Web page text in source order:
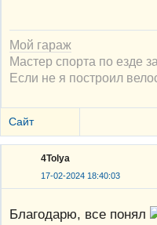
Мой гараж
Мастер спорта по езде
Если не я построил
Сайт
4Tolya
17-02-2024 18:40:03
Благодарю, все понял